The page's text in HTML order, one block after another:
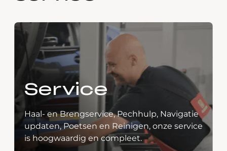
Service
Haal- en Brengservice, Pechhulp, Navigatie
updaten, Poetsen en Reinigen, onze service
is hoogwaardig en compleet.